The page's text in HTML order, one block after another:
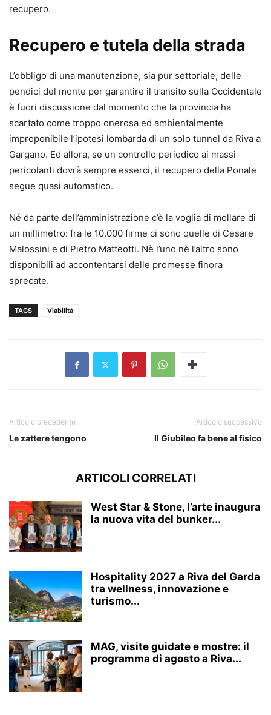
recupero.
Recupero e tutela della strada
L’obbligo di una manutenzione, sia pur settoriale, delle
pendici del monte per garantire il transito sulla Occidentale
è fuori discussione dal momento che la provincia ha
scartato come troppo onerosa ed ambientalmente
improponibile l’ipotesi lombarda di un solo tunnel da Riva a
Gargano. Ed allora, se un controllo periodico ai massi
pericolanti dovrà sempre esserci, il recupero della Ponale
segue quasi automatico.
Né da parte dell’amministrazione c’è la voglia di mollare di
un millimetro: fra le 10.000 firme ci sono quelle di Cesare
Malossini e di Pietro Matteotti. Nè l’uno nè l’altro sono
disponibili ad accontentarsi delle promesse finora
sprecate.
TAGS Viabilità
Articolo precedente
Le zattere tengono
Articolo successivo
Il Giubileo fa bene al fisico
ARTICOLI CORRELATI
West Star & Stone, l’arte inaugura
la nuova vita del bunker...
Hospitality 2027 a Riva del Garda
tra wellness, innovazione e
turismo...
MAG, visite guidate e mostre: il
programma di agosto a Riva...